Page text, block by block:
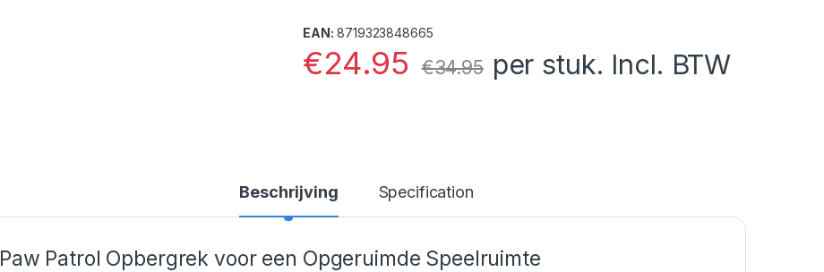
EAN: 8719323848665
€24.95 €34.95 per stuk. Incl. BTW
Beschrijving Specification
Paw Patrol Opbergrek voor een Opgeruimde Speelruimte